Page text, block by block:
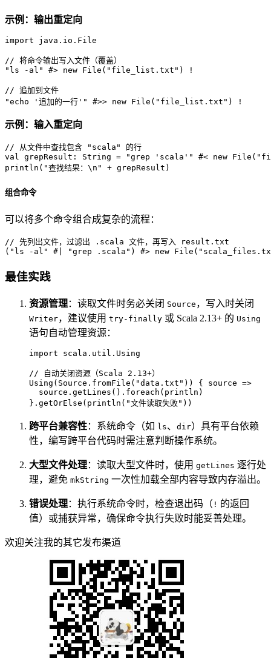
示例：输出重定向
import java.io. File
// 将命令输出写入文件（覆盖）
"ls -al"
#> new File ( "file_list.txt" ) !
// 追加到文件
"echo '追加的一行'"
#>> new File ( "file_list.txt" ) !
示例：输入重定向
// 从文件中查找包含 "scala" 的行
val
grepResult: String = "grep 'scala'" #< new File (
println( "查找结果：\n" + grepResult)
组合命令
可以将多个命令组合成复杂的流程：
// 先列出文件，过滤出 .scala 文件，再写入 result.txt
( "ls -al" #| "grep .scala" ) #> new File (
最佳实践
资源管理：读取文件时务必关闭 Source ，写入时关闭
Writer，建议使用 try-finally 或 Scala 2.13+ 的 Using
语句自动管理资源：
import scala.util. Using
// 自动关闭资源（Scala 2.13+）
Using ( Source .fromFile( "data.txt" )) { source =>
  source.getLines().foreach(println)
}.getOrElse(println( "文件读取失败" ))
跨平台兼容性：系统命令（如 ls、 dir）具有平台依赖
性，编写跨平台代码时需注意判断操作系统。
大型文件处理：读取大型文件时，使用 getLines 逐行处
理，避免 mkString 一次性加载全部内容导致内存溢出。
错误处理：执行系统命令时，检查退出码（ ! 的返回
值）或捕获异常，确保命令执行失败时能妥善处理。
欢迎关注我的其它发布渠道